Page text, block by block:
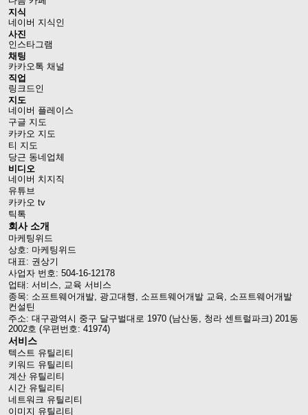
지식
네이버 지식인
사진
인스타그램
채팅
카카오톡 채널
직업
링크드인
지도
네이버 플레이스
구글 지도
카카오 지도
티 지도
당근 동네업체
비디오
네이버 치지직
유튜브
카카오 tv
틱톡
회사 소개
마케팅위드
상호: 마케팅위드
대표: 권상기
사업자 번호: 504-16-12178
업태: 서비스, 교육 서비스
종목: 소프트웨어개발, 광고대행, 소프트웨어개발 교육, 소프트웨어개발
컨설틴
주소: 대구광역시 중구 달구벌대로 1970 (남산동, 청라 센트럴파크) 201동
2002호 (우편번호: 41974)
서비스
텍스트 유틸리티
키워드 유틸리티
계산 유틸리티
시간 유틸리티
네트워크 유틸리티
이미지 유틸리티